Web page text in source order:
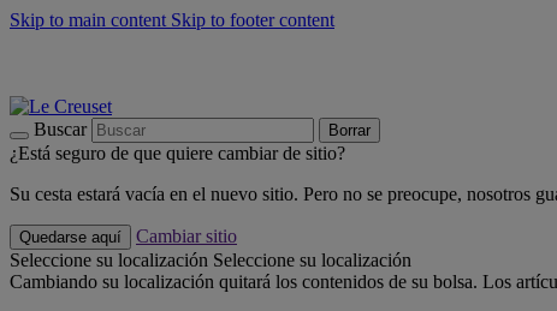
Skip to main content Skip to footer content
Buscar Borrar
¿Está seguro de que quiere cambiar de sitio?
Su cesta estará vacía en el nuevo sitio. Pero no se preocupe, nosotros
Quedarse aquí
Cambiar sitio
Seleccione su localización Seleccione su localización
Cambiando su localización quitará los contenidos de su bolsa. Los